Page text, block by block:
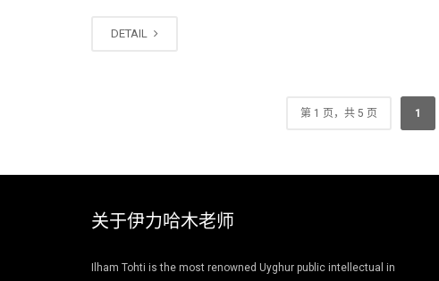
DETAIL
第 1 页，共 5 页 1
关于伊力哈木老师
Ilham Tohti is the most renowned Uyghur public intellectual in